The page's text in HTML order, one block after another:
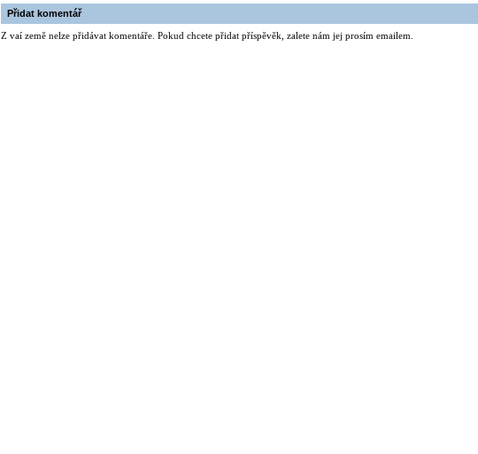
Přidat komentář
Z vaí země nelze přidávat komentáře. Pokud chcete přidat příspěvěk, zalete nám jej prosím emailem.